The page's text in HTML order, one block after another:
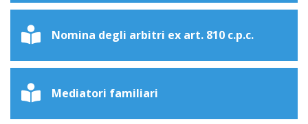
Nomina degli arbitri ex art. 810 c.p.c.
Mediatori familiari